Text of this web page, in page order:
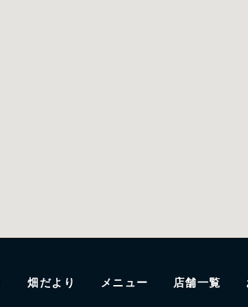
畑だより メニュー 店舗一覧